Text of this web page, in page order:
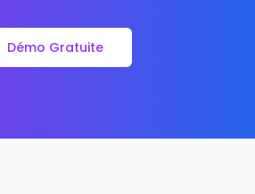
Démo Gratuite